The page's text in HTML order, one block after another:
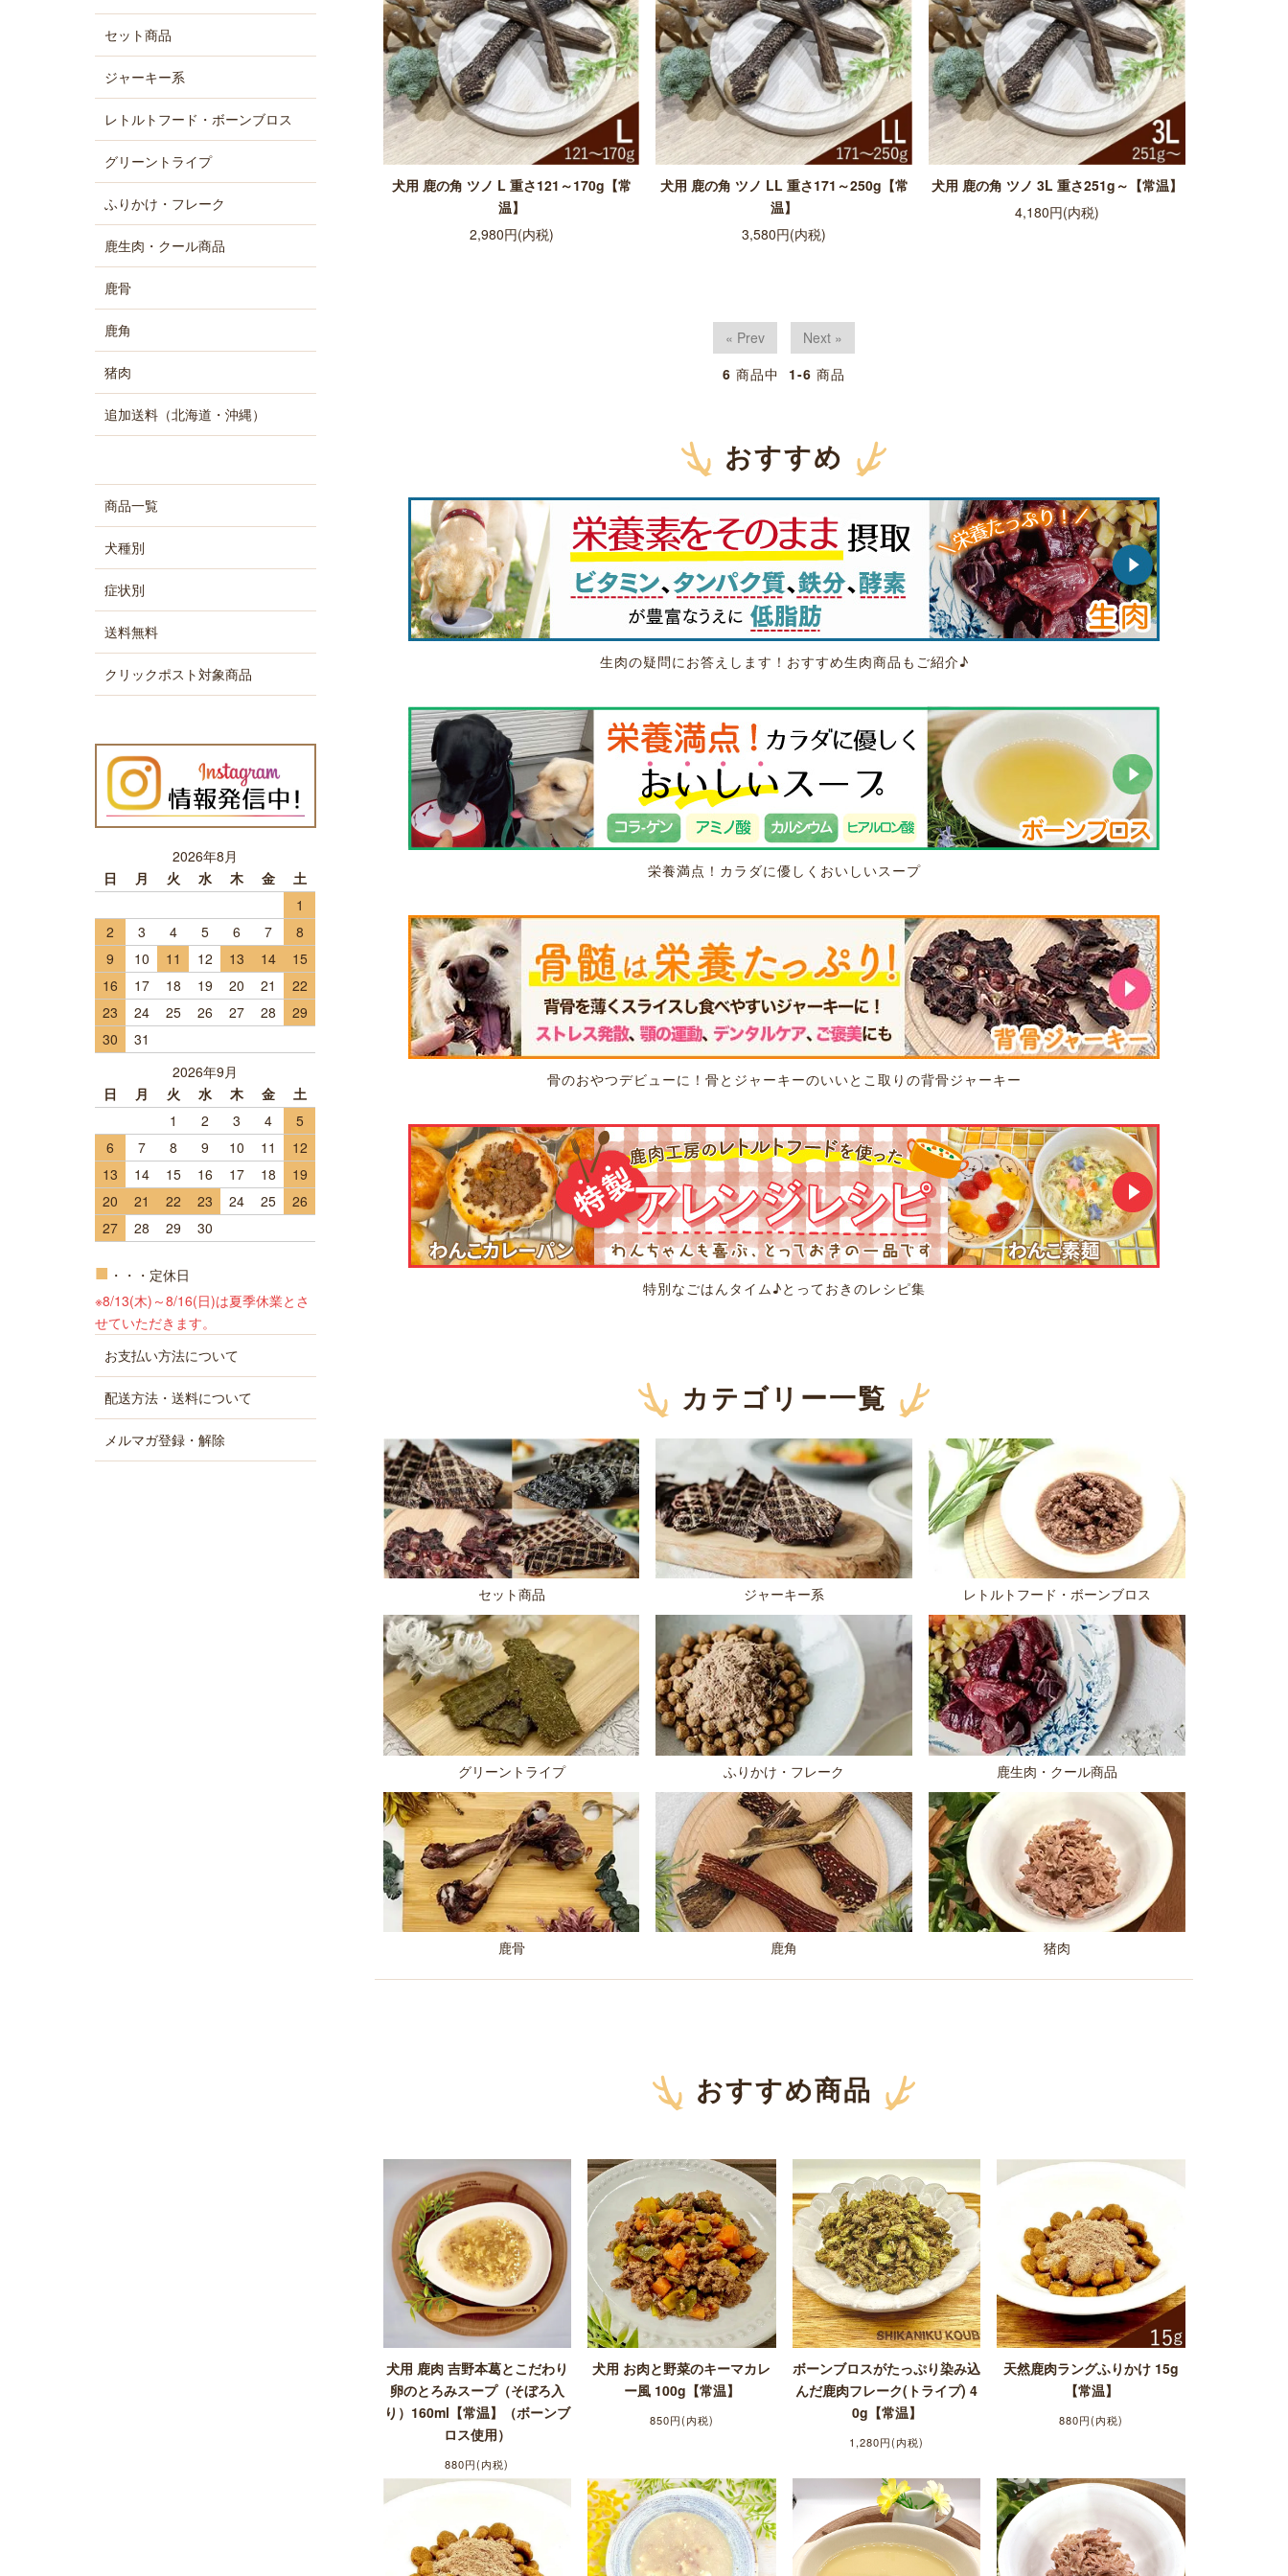
犬用 鹿の角 ツノ L 重さ121～170g【常
温】
2,980円(内税)
犬用 鹿の角 ツノ LL 重さ171～250g【常
温】
3,580円(内税)
犬用 鹿の角 ツノ 3L 重さ251g～【常温】
4,180円(内税)
« Prev
Next »
6商品中 1-6商品
おすすめ
生肉の疑問にお答えします！おすすめ生肉商品もご紹介♪
栄養満点！カラダに優しくおいしいスープ
骨のおやつデビューに！骨とジャーキーのいいとこ取りの背骨ジャーキー
特別なごはんタイム♪とっておきのレシピ集
カテゴリー一覧
セット商品 ジャーキー系 レトルトフード・ボーンブロス
グリーントライプ ふりかけ・フレーク 鹿生肉・クール商品
鹿骨 鹿角 猪肉
おすすめ商品
犬用 鹿肉 吉野本葛とこだわり
卵のとろみスープ（そぼろ入
り）160ml【常温】（ボーンブ
ロス使用）
880円(内税)
犬用 お肉と野菜のキーマカレ
ー風 100g【常温】
850円(内税)
ボーンブロスがたっぷり染み込
んだ鹿肉フレーク(トライプ) 4
0g【常温】
1,280円(内税)
天然鹿肉ラングふりかけ 15g
【常温】
880円(内税)
セット商品
ジャーキー系
レトルトフード・ボーンブロス
グリーントライプ
ふりかけ・フレーク
鹿生肉・クール商品
鹿骨
鹿角
猪肉
追加送料（北海道・沖縄）
商品一覧
犬種別
症状別
送料無料
クリックポスト対象商品
2026年8月
日
月 火 水 木 金
土
1
2
3 4 5 6 7
8
9
10 11 12 13 14
15
16
17 18 19 20 21
22
23
24 25 26 27 28
29
30
31
2026年9月
日
月 火 水 木 金
土
1
2 3 4
5
6
7 8 9 10 11
12
13
14 15 16 17 18
19
20
21 22 23 24 25
26
27
28 29 30
■ ・・・定休日
※8/13(木)～8/16(日)は夏季休業とさ
せていただきます。
お支払い方法について
配送方法・送料について
メルマガ登録・解除